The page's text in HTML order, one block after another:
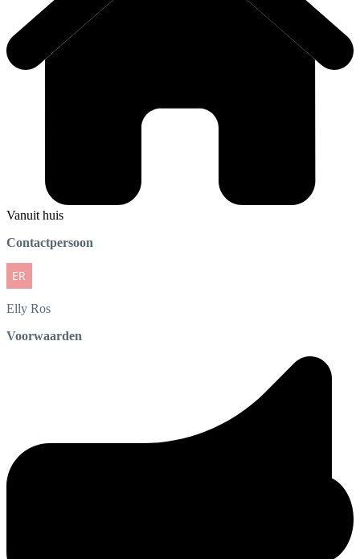
Vanuit huis
Contactpersoon
Elly Ros
Voorwaarden